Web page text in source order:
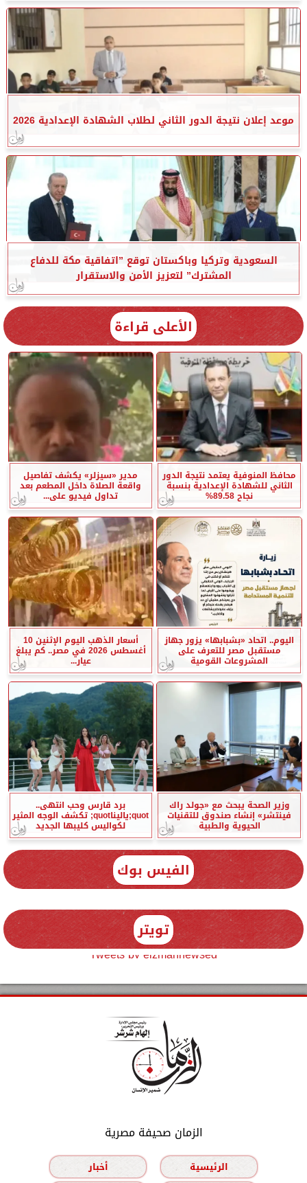
موعد إعلان نتيجة الدور الثاني لطلاب الشهادة الإعدادية 2026
السعودية وتركيا وباكستان توقع ”اتفاقية مكة للدفاع
المشترك” لتعزيز الأمن والاستقرار
الأعلى قراءة
محافظ المنوفية يعتمد نتيجة الدور
الثاني للشهادة الإعدادية بنسبة
نجاح 89.58%
مدير «سيزلر» يكشف تفاصيل
واقعة الصلاة داخل المطعم بعد
تداول فيديو على...
اليوم.. اتحاد «بشبابها» يزور جهاز
مستقبل مصر للتعرف على
المشروعات القومية
أسعار الذهب اليوم الإثنين 10
أغسطس 2026 في مصر.. كم يبلغ
عيار...
وزير الصحة يبحث مع «جولد راك
فينتشر» إنشاء صندوق للتقنيات
الحيوية والطبية
برد قارس وحب انتهى..
quot;ياليناquot; تكشف الوجه المثير
لكواليس كليبها الجديد
الفيس بوك
تويتر
Tweets by elzmannewseg
الزمان صحيفة مصرية
الرئيسية
أخبار